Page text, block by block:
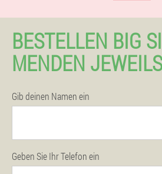
BESTELLEN BIG
MENDEN
Gib deinen Namen ein
Geben Sie Ihr Telefon ein